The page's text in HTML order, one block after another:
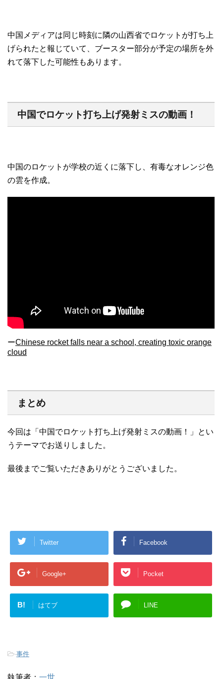
中国メディアは同じ時刻に隣の山西省でロケットが打ち上
げられたと報じていて、ブースター部分が予定の場所を外
れて落下した可能性もあります。
中国でロケット打ち上げ発射ミスの動画！
中国のロケットが学校の近くに落下し、有毒なオレンジ色
の雲を作成。
ーChinese rocket falls near a school, creating toxic orange
cloud
まとめ
今回は「中国でロケット打ち上げ発射ミスの動画！」とい
うテーマでお送りしました。
最後までご覧いただきありがとうございました。
Twitter Facebook
Google+ Pocket
B! はてブ LINE
-事件
執筆者： 一世